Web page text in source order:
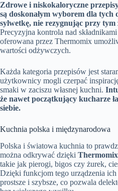
Zdrowe i niskokaloryczne
są doskonałym wyborem dla
sylwetkę, nie rezygnując przy
Precyzyjna kontrola nad
oferowana przez Thermomix
wartości odżywczych.
Każda kategoria przepisów jest
użytkownicy mogli czerpać
smaki w zaciszu własnej kuchni.
że nawet początkujący kucharze
siebie.
Kuchnia polska i międzynarodowa
Polska i światowa kuchnia to
można odkrywać dzięki
takie jak pierogi, bigos czy żurek,
Dzięki funkcjom tego urządzenia
prostsze i szybsze, co pozwala